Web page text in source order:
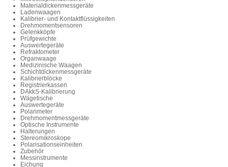
Materialdickenmessgeräte
Ladenwaagen
Kalibrier- und Kontaktflüssigkeiten
Drehmomentsensoren
Gelenkköpfe
Prüfgewichte
Auswertegeräte
Refraktometer
Organwaage
Medizinische Waagen
Schichtdickenmessgeräte
Kalibrierblöcke
Registrierkassen
DAkkS-Kalibrierung
Wägetische
Auswertegeräte
Polarimeter
Drehmomentmessgeräte
Optische Instrumente
Halterungen
Stereomikroskope
Polarisationseinheiten
Zubehör
Messinstrumente
Eichung